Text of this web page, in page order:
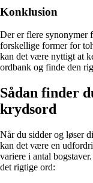
Konklusion
Der er flere synonymer
forskellige former for
kan det være nyttigt at
ordbank og finde den
Sådan finder
krydsord
Når du sidder og løser
kan det være en
variere i antal
det rigtige ord: